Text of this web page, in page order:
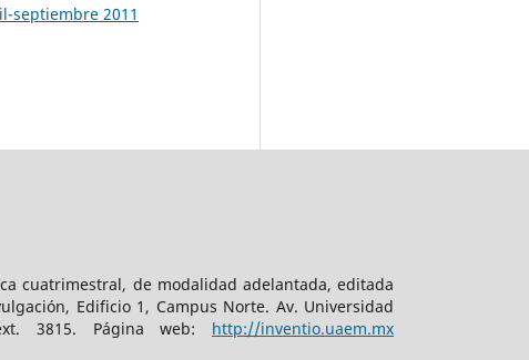
septiembre 2011
cuatrimestral, de modalidad adelantada, editada
Edificio 1, Campus Norte. Av. Universidad
3815. Página web: http://inventio.uaem.mx